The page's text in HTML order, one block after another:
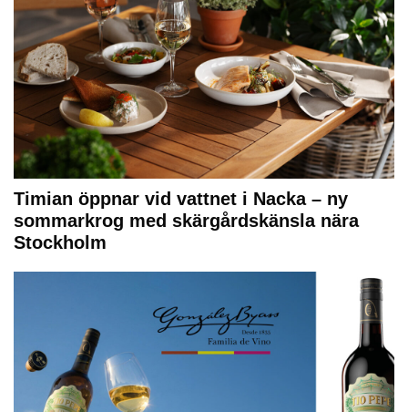
Timian öppnar vid vattnet i Nacka – ny
sommarkrog med skärgårdskänsla nära
Stockholm